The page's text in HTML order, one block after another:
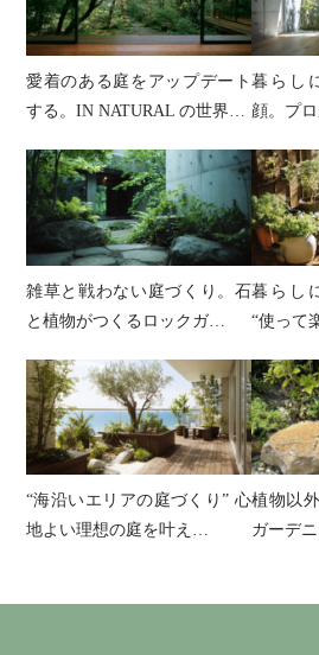
愛着のある庭をアップデート
する。IN NATURAL の世界…
暮らし
顔。プ
雑草と戦わない庭づくり。石
と植物がつくるロックガ…
暮らし
“使って
“海沿いエリアの庭づくり” 心
地よい理想の庭を叶え…
植物以
ガーデ